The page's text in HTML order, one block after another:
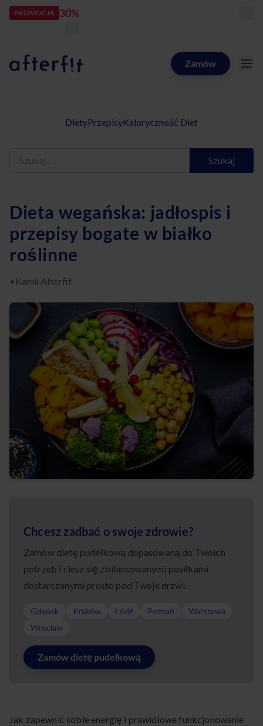
PROMOCJA 30%
Catering dietetyczny AfterfitZamów
DietyPrzepisyKaloryczność Diet
Szukaj
Dieta wegańska: jadłospis i
przepisy bogate w białko
roślinne
• Kamil Afterfit
Chcesz zadbać o swoje zdrowie?
Zamów dietę pudełkową dopasowaną do Twoich
potrzeb i ciesz się zbilansowanymi posiłkami
dostarczanymi prosto pod Twoje drzwi.
Gdańsk Kraków Łódź Poznań
Warszawa
Wrocław
Zamów dietę pudełkową
Jak zapewnić sobie energię i prawidłowe funkcjonowanie